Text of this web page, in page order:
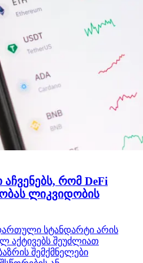
რომ DeFi
ლიკვიდობის
სტანდარტი არის
აქტივებს შეუძლიათ
შემქმნელები